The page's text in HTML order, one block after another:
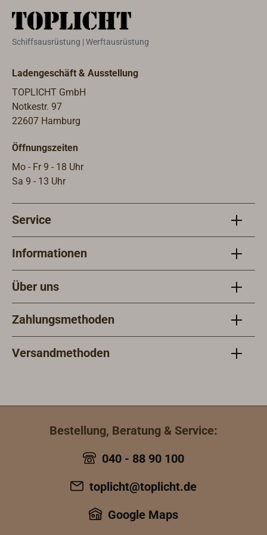
Maschinenschrauben M10. Auch
Schiffsausrüstung | Werftausrüstung
Ladengeschäft & Ausstellung
TOPLICHT GmbH
Notkestr. 97
22607 Hamburg
Öffnungszeiten
Mo - Fr 9 - 18 Uhr
Sa 9 - 13 Uhr
Service
Informationen
Über uns
Zahlungsmethoden
Versandmethoden
Bestellung, Beratung & Service:
040 - 88 90 100
toplicht@toplicht.de
Google Maps